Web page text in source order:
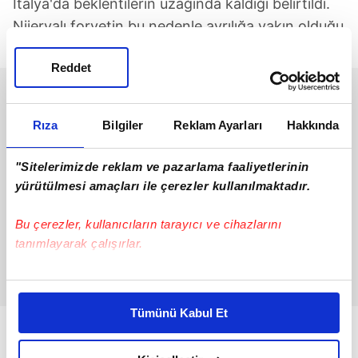
Rıza Bilgiler Reklam Ayarları Hakkında
"Sitelerimizde reklam ve pazarlama faaliyetlerinin
yürütülmesi amaçları ile çerezler kullanılmaktadır.
Bu çerezler, kullanıcıların tarayıcı ve cihazlarını
tanımlayarak çalışırlar.
Bu çerezlere izin vermeniz halinde sizlere özel
daha iyi reklam deneyimi yaşatabiliriz. Bunu yaparken
amacımızın size daha iyi bir reklam deneyimi sunmak
Tümünü Kabul Et
Reddet
İtalya'da beklentilerin uzağında kaldığı belirtildi.
Nijeryalı forvetin bu nedenle ayrılığa yakın olduğu
ifade edildi.